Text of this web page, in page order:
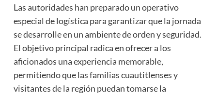
Las autoridades han preparado un operativo
especial de logística para garantizar que la jornada
se desarrolle en un ambiente de orden y seguridad.
El objetivo principal radica en ofrecer a los
aficionados una experiencia memorable,
permitiendo que las familias cuautitlenses y
visitantes de la región puedan tomarse la